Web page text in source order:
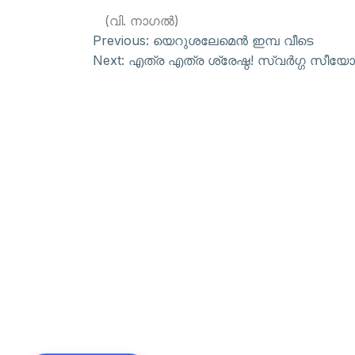
(വി. നാഗല്‍)
Previous: യെറുശലേമെന്‍ ഇമ്പ വീടെ
Next: എത്ര എത്ര ശ്രേഷ്ഠ! സ്വര്‍ഗ്ഗ